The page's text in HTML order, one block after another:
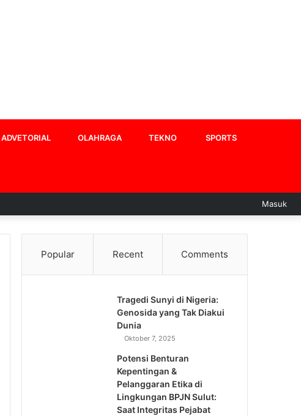
ADVETORIAL OLAHRAGA TEKNO SPORTS
Masuk
Popular Recent Comments
Tragedi Sunyi di Nigeria:
Genosida yang Tak Diakui
Dunia
Oktober 7, 2025
Potensi Benturan
Kepentingan &
Pelanggaran Etika di
Lingkungan BPJN Sulut:
Saat Integritas Pejabat